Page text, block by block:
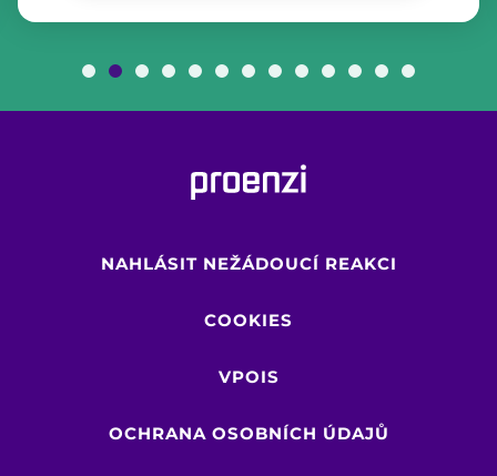
NAHLÁSIT NEŽÁDOUCÍ REAKCI
COOKIES
VPOIS
OCHRANA OSOBNÍCH ÚDAJŮ